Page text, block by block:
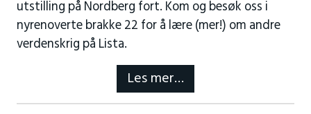
utstilling på Nordberg fort. Kom og besøk oss i
nyrenoverte brakke 22 for å lære (mer!) om andre
verdenskrig på Lista.
Les mer…